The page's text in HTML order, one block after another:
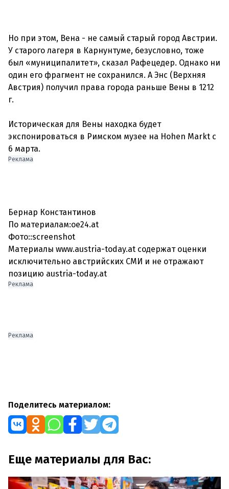
Но при этом, Вена - не самый старый город Австрии.
У старого лагеря в Карнунтуме, безусловно, тоже
был «муниципалитет», сказал Рафецедер. Однако ни
один его фрагмент не сохранился. А Энс (Верхняя
Австрия) получил права города раньше Вены в 1212
г.
Историческая для Вены находка будет
экспонироваться в Римском музее на Hohen Markt с
Реклама
Бернар Константинов
По материалам:oe24.at
Фото::screenshot
Материалы www.austria-today.at содержат оценки
исключительно австрийских СМИ и не отражают
позицию austria-today.at
Реклама
Реклама
Поделитесь материалом:
Еще материалы для Вас: